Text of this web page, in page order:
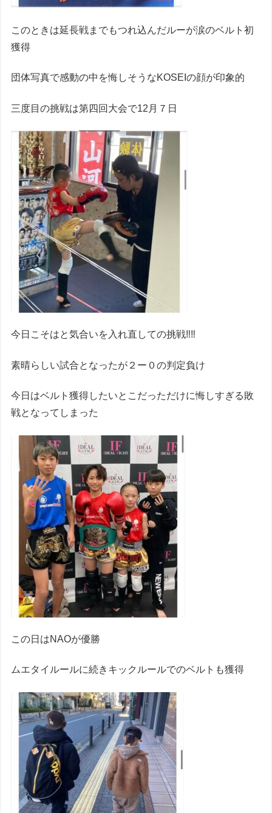
このときは延長戦までもつれ込んだルーが涙のベルト初
獲得
団体写真で感動の中を悔しそうなKOSEIの顔が印象的
三度目の挑戦は第四回大会で12月７日
今日こそはと気合いを入れ直しての挑戦‼︎‼︎
素晴らしい試合となったが２ー０の判定負け
今日はベルト獲得したいとこだっただけに悔しすぎる敗
戦となってしまった
この日はNAOが優勝
ムエタイルールに続きキックルールでのベルトも獲得